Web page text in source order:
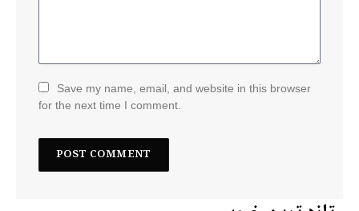
Save my name, email, and website in this browser
for the next time I comment.